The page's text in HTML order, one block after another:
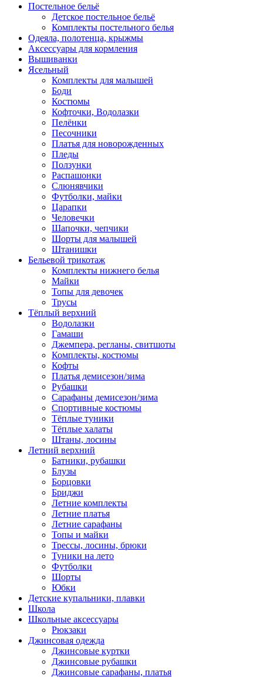
Постельное бельё
Детское постельное бельё
Комплекты постельного белья
Одеяла, полотенца, крыжмы
Аксессуары для кормления
Вышиванки
Ясельный
Комплекты для малышей
Боди
Костюмы
Кофточки, Водолазки
Пелёнки
Песочники
Платья для новорожденных
Пледы
Ползунки
Распашонки
Слюнявчики
Футболки, майки
Царапки
Человечки
Шапочки, чепчики
Шорты для малышей
Штанишки
Бельевой трикотаж
Комплекты нижнего белья
Майки
Топы для девочек
Трусы
Тёплый верхний
Водолазки
Гамаши
Джемпера, регланы, свитшоты
Комплекты, костюмы
Кофты
Платья демисезон/зима
Рубашки
Сарафаны демисезон/зима
Спортивные костюмы
Тёплые туники
Тёплые халаты
Штаны, лосины
Летний верхний
Батники, рубашки
Блузы
Борцовки
Бриджи
Летние комплекты
Летние платья
Летние сарафаны
Топы и майки
Трессы, лосины, брюки
Туники на лето
Футболки
Шорты
Юбки
Детские купальники, плавки
Школа
Школьные аксессуары
Рюкзаки
Джинсовая одежда
Джинсовые куртки
Джинсовые рубашки
Джинсовые сарафаны, платья